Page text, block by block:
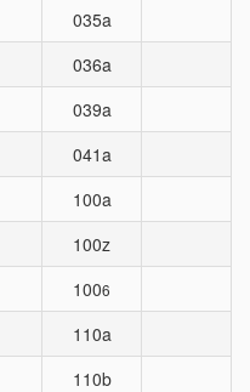
035a
036a
039a
041a
100a
100z
1006
110a
110b